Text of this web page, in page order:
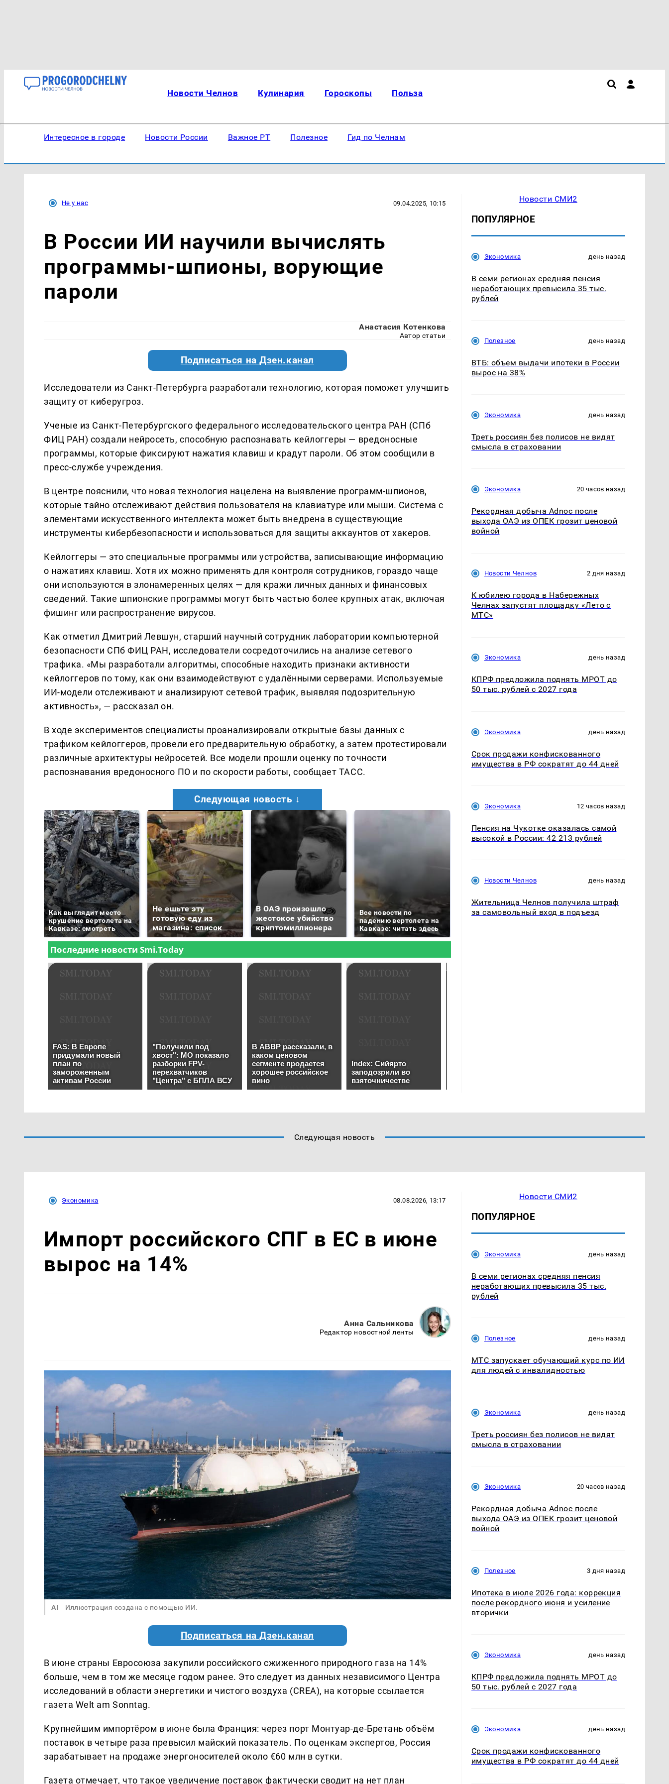
Новости Челнов Кулинария Гороскопы Польза
Интересное в городе Новости России Важное РТ Полезное Гид по Челнам
Не у нас 09.04.2025, 10:15
В России ИИ научили вычислять
программы-шпионы, ворующие
пароли
Анастасия Котенкова
Автор статьи
Подписаться на Дзен.канал
Исследователи из Санкт-Петербурга разработали технологию, которая поможет улучшить
защиту от киберугроз.
Ученые из Санкт-Петербургского федерального исследовательского центра РАН (СПб
ФИЦ РАН) создали нейросеть, способную распознавать кейлоггеры — вредоносные
программы, которые фиксируют нажатия клавиш и крадут пароли. Об этом сообщили в
пресс-службе учреждения.
В центре пояснили, что новая технология нацелена на выявление программ-шпионов,
которые тайно отслеживают действия пользователя на клавиатуре или мыши. Система с
элементами искусственного интеллекта может быть внедрена в существующие
инструменты кибербезопасности и использоваться для защиты аккаунтов от хакеров.
Кейлоггеры — это специальные программы или устройства, записывающие информацию
о нажатиях клавиш. Хотя их можно применять для контроля сотрудников, гораздо чаще
они используются в злонамеренных целях — для кражи личных данных и финансовых
сведений. Такие шпионские программы могут быть частью более крупных атак, включая
фишинг или распространение вирусов.
Как отметил Дмитрий Левшун, старший научный сотрудник лаборатории компьютерной
безопасности СПб ФИЦ РАН, исследователи сосредоточились на анализе сетевого
трафика. «Мы разработали алгоритмы, способные находить признаки активности
кейлоггеров по тому, как они взаимодействуют с удалёнными серверами. Используемые
ИИ-модели отслеживают и анализируют сетевой трафик, выявляя подозрительную
активность», — рассказал он.
В ходе экспериментов специалисты проанализировали открытые базы данных с
трафиком кейлоггеров, провели его предварительную обработку, а затем протестировали
различные архитектуры нейросетей. Все модели прошли оценку по точности
распознавания вредоносного ПО и по скорости работы, сообщает ТАСС.
Следующая новость ↓
Как выглядит место
крушение вертолета на
Кавказе: смотреть
Не ешьте эту
готовую еду из
магазина: список
В ОАЭ произошло
жестокое убийство
криптомиллионера
Все новости по
падению вертолета на
Кавказе: читать здесь
Таких событий не
было с 1945: чего
Такую зиму в России
никто не ждал: как
Новости СМИ2
ПОПУЛЯРНОЕ
Экономика день назад
В семи регионах средняя пенсия
неработающих превысила 35 тыс.
рублей
Полезное день назад
ВТБ: объем выдачи ипотеки в России
вырос на 38%
Экономика день назад
Треть россиян без полисов не видят
смысла в страховании
Экономика 20 часов назад
Рекордная добыча Adnoc после
выхода ОАЭ из ОПЕК грозит ценовой
войной
Новости Челнов 2 дня назад
К юбилею города в Набережных
Челнах запустят площадку «Лето с
МТС»
Экономика день назад
КПРФ предложила поднять МРОТ до
50 тыс. рублей с 2027 года
Экономика день назад
Срок продажи конфискованного
имущества в РФ сократят до 44 дней
Экономика 12 часов назад
Пенсия на Чукотке оказалась самой
высокой в России: 42 213 рублей
Новости Челнов день назад
Жительница Челнов получила штраф
за самовольный вход в подъезд
Следующая новость
Экономика 08.08.2026, 13:17
Импорт российского СПГ в ЕС в июне
вырос на 14%
Анна Сальникова
Редактор новостной ленты
AI Иллюстрация создана с помощью ИИ.
Подписаться на Дзен.канал
В июне страны Евросоюза закупили российского сжиженного природного газа на 14%
больше, чем в том же месяце годом ранее. Это следует из данных независимого Центра
исследований в области энергетики и чистого воздуха (CREA), на которые ссылается
газета Welt am Sonntag.
Крупнейшим импортёром в июне была Франция: через порт Монтуар-де-Бретань объём
поставок в четыре раза превысил майский показатель. По оценкам экспертов, Россия
зарабатывает на продаже энергоносителей около €60 млн в сутки.
Газета отмечает, что такое увеличение поставок фактически сводит на нет план
Новости СМИ2
ПОПУЛЯРНОЕ
Экономика день назад
В семи регионах средняя пенсия
неработающих превысила 35 тыс.
рублей
Полезное день назад
МТС запускает обучающий курс по ИИ
для людей с инвалидностью
Экономика день назад
Треть россиян без полисов не видят
смысла в страховании
Экономика 20 часов назад
Рекордная добыча Adnoc после
выхода ОАЭ из ОПЕК грозит ценовой
войной
Полезное 3 дня назад
Ипотека в июле 2026 года: коррекция
после рекордного июня и усиление
вторички
Экономика день назад
КПРФ предложила поднять МРОТ до
50 тыс. рублей с 2027 года
Экономика день назад
Срок продажи конфискованного
имущества в РФ сократят до 44 дней